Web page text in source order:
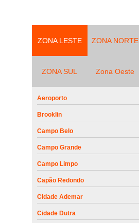
ZONA LESTE ZONA NORTE
ZONA SUL Zona Oeste
Aeroporto
Brooklin
Campo Belo
Campo Grande
Campo Limpo
Capão Redondo
Cidade Ademar
Cidade Dutra